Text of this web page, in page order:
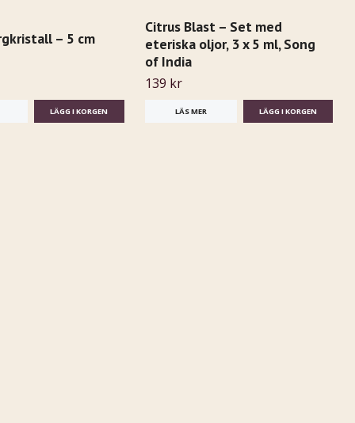
– 5 cm
Citrus Blast – Set med
eteriska oljor, 3 x 5 ml, Song
of India
139 kr
LÄS MER